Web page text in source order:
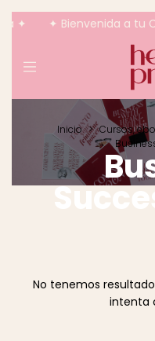
✦ ✦ Bienvenida a tu
Inicio > Cursos,
No tenemos
intenta